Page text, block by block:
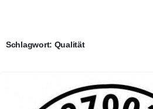
Schlagwort: Qualität